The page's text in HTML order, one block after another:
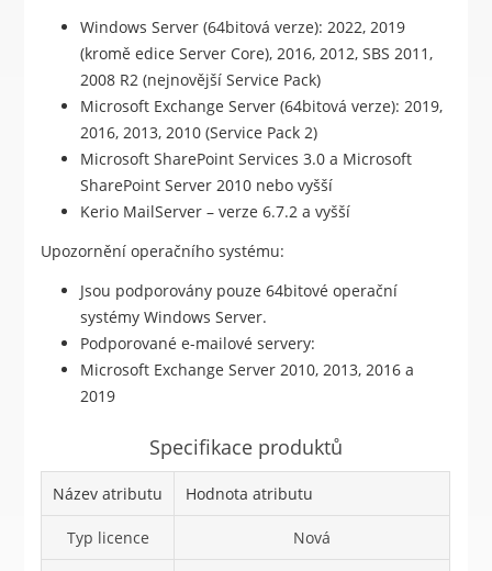
Windows Server (64bitová verze): 2022, 2019
(kromě edice Server Core), 2016, 2012, SBS 2011,
2008 R2 (nejnovější Service Pack)
Microsoft Exchange Server (64bitová verze): 2019,
2016, 2013, 2010 (Service Pack 2)
Microsoft SharePoint Services 3.0 a Microsoft
SharePoint Server 2010 nebo vyšší
Kerio MailServer – verze 6.7.2 a vyšší
Upozornění operačního systému:
Jsou podporovány pouze 64bitové operační
systémy Windows Server.
Podporované e-mailové servery:
Microsoft Exchange Server 2010, 2013, 2016 a
2019
Specifikace produktů
Název atributu Hodnota atributu
Typ licence Nová